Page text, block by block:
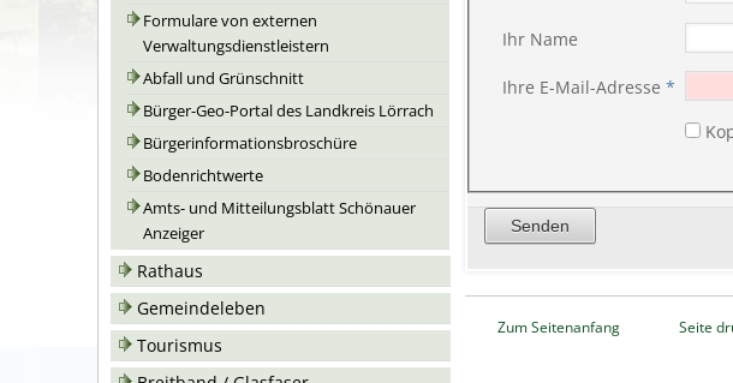
Formulare von externen
Verwaltungsdienstleistern
Abfall und Grünschnitt
Bürger-Geo-Portal des Landkreis Lörrach
Bürgerinformationsbroschüre
Bodenrichtwerte
Amts- und Mitteilungsblatt Schönauer
Anzeiger
Rathaus
Gemeindeleben
Tourismus
Ihr Name
Ihre E-Mail-Adresse *
Zum Seitenanfang Seite